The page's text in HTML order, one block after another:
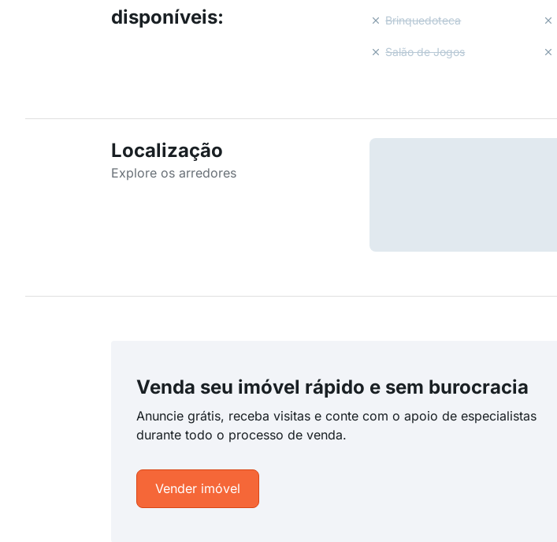
disponíveis: Brinquedoteca
Salão de Jogos
Localização
Explore os arredores
Venda seu imóvel rápido e sem burocracia
Anuncie grátis, receba visitas e conte com o apoio de especialistas
durante todo o processo de venda.
Vender imóvel